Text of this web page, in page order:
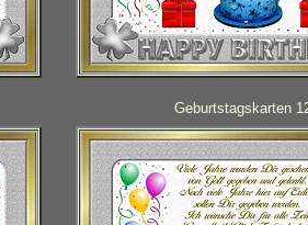
Geburtstagskarten